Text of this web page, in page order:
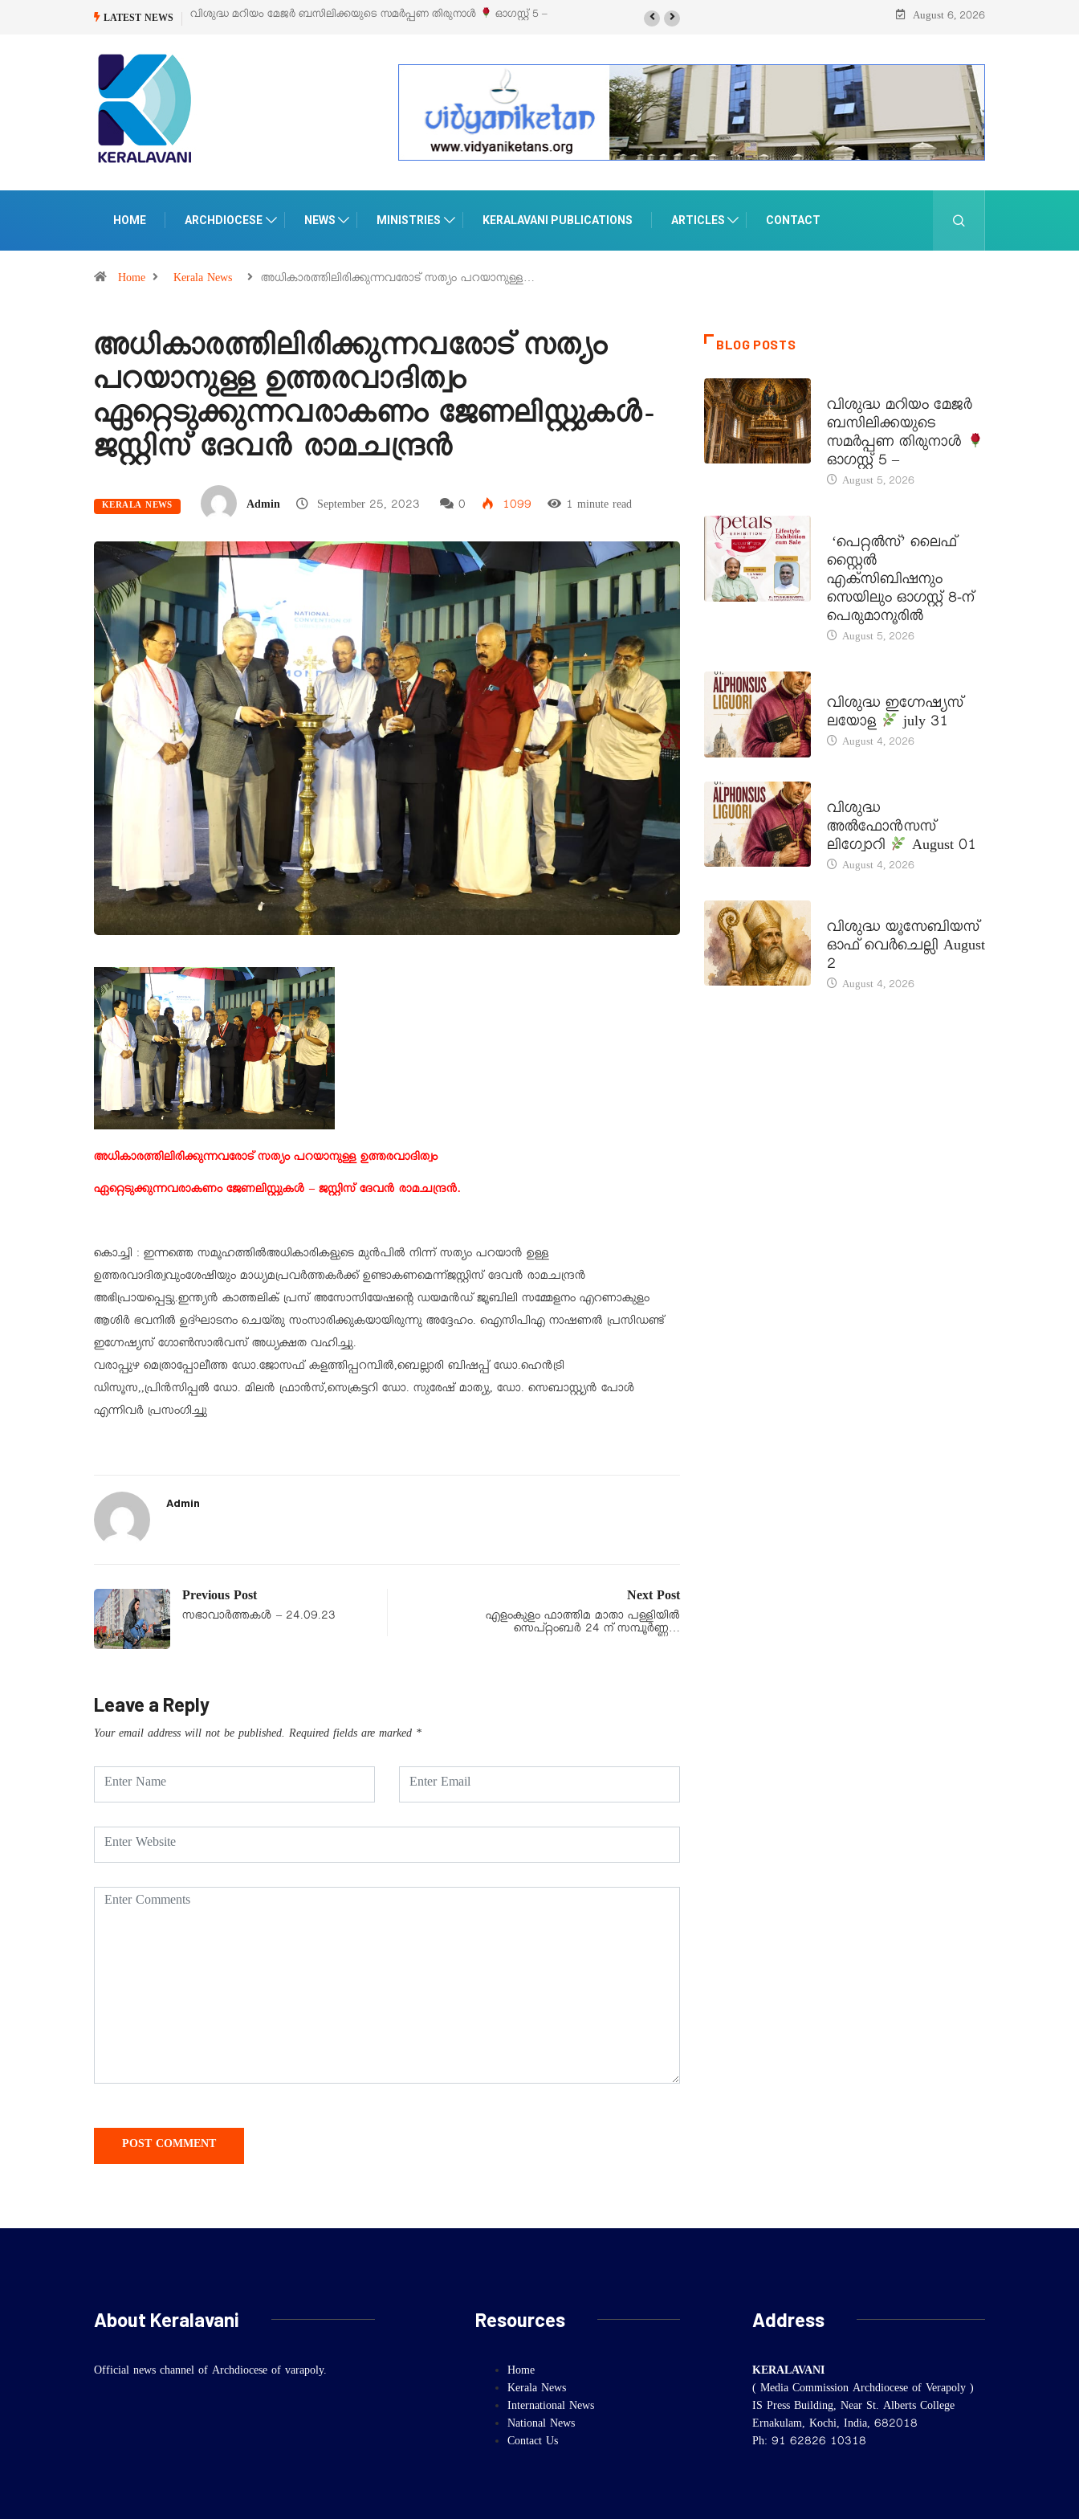
LATEST NEWS
സമർപ്പണ തിരുനാൾ ഓഗസ്റ്റ് 5 –‘പെറ്റൽസ്’ ലൈഫ് സ്റ്റൈൽ എക്സിബിഷനും സെയിലും ഓഗസ്റ്റ് 8-ന്
August 6, 2026
HOME ARCHDIOCESE NEWS MINISTRIES KERALAVANI PUBLICATIONS ARTICLES CONTACT
Home Kerala News അധികാരത്തിലിരിക്കുന്നവരോട് സത്യം പറയാനുള്ള…
അധികാരത്തിലിരിക്കുന്നവരോട് സത്യം
പറയാനുള്ള ഉത്തരവാദിത്വം
ഏറ്റെടുക്കുന്നവരാകണം ജേണലിസ്റ്റുകൾ-
ജസ്റ്റിസ് ദേവൻ രാമചന്ദ്രൻ
KERALA NEWS Admin September 25, 2023 0 1099 1 minute read
അധികാരത്തിലിരിക്കുന്നവരോട് സത്യം പറയാനുള്ള ഉത്തരവാദിത്വം
ഏറ്റെടുക്കുന്നവരാകണം ജേണലിസ്റ്റുകൾ – ജസ്റ്റിസ് ദേവൻ രാമചന്ദ്രൻ.
കൊച്ചി : ഇന്നത്തെ സമൂഹത്തിൽഅധികാരികളുടെ മുൻപിൽ നിന്ന് സത്യം പറയാൻ ഉള്ള
ഉത്തരവാദിത്വവുംശേഷിയും മാധ്യമപ്രവർത്തകർക്ക് ഉണ്ടാകണമെന്ന്ജസ്റ്റിസ് ദേവൻ രാമചന്ദ്രൻ
അഭിപ്രായപ്പെട്ടു.ഇന്ത്യൻ കാത്തലിക് പ്രസ് അസോസിയേഷന്റെ ഡയമൻഡ് ജൂബിലി സമ്മേളനം എറണാകുളം
ആശിർ ഭവനിൽ ഉദ്ഘാടനം ചെയ്തു സംസാരിക്കുകയായിരുന്നു അദ്ദേഹം. ഐസിപിഎ നാഷണൽ പ്രസിഡണ്ട്
ഇഗ്നേഷ്യസ് ഗോൺസാൽവസ് അധ്യക്ഷത വഹിച്ചു.
വരാപ്പുഴ മെത്രാപ്പോലീത്ത ഡോ.ജോസഫ് കളത്തിപ്പറമ്പിൽ,ബെല്ലാരി ബിഷപ്പ് ഡോ.ഹെൻട്രി
ഡിസൂസ,,പ്രിൻസിപ്പൽ ഡോ. മിലൻ ഫ്രാൻസ്,സെക്രട്ടറി ഡോ. സുരേഷ് മാത്യു, ഡോ. സെബാസ്റ്റ്യൻ പോൾ
എന്നിവർ പ്രസംഗിച്ചു
Admin
Previous Post
സഭാവാര്‍ത്തകള്‍ – 24.09.23
Next Post
എളംകുളം ഫാത്തിമ മാതാ പള്ളിയിൽ
സെപ്റ്റംബർ 24 ന് സമ്പൂർണ്ണ…
Leave a Reply
Your email address will not be published. Required fields are marked *
BLOG POSTS
വിശുദ്ധ മറിയം മേജർ
ബസിലിക്കയുടെ
സമർപ്പണ തിരുനാൾ
ഓഗസ്റ്റ് 5 –
August 5, 2026
‘പെറ്റൽസ്’ ലൈഫ്
സ്റ്റൈൽ
എക്സിബിഷനും
സെയിലും ഓഗസ്റ്റ് 8-ന്
പെരുമാനൂരിൽ
August 5, 2026
വിശുദ്ധ ഇഗ്നേഷ്യസ്
ലയോള
july 31
August 4, 2026
വിശുദ്ധ
അൽഫോൻസസ്
ലിഗ്വോറി
August 01
August 4, 2026
വിശുദ്ധ യൂസേബിയസ്
ഓഫ് വെർചെല്ലി August
2
August 4, 2026
About Keralavani
Official news channel of Archdiocese of varapoly.
Resources
Home
Kerala News
International News
National News
Contact Us
Address
KERALAVANI
( Media Commission Archdiocese of Verapoly )
IS Press Building, Near St. Alberts College
Ernakulam, Kochi, India, 682018
Ph: 91 62826 10318